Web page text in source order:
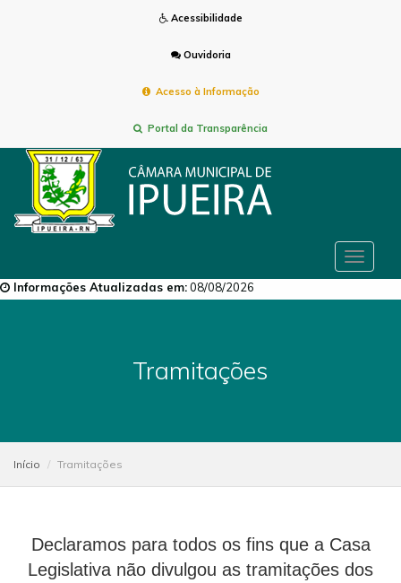
Acessibilidade
Ouvidoria
Acesso à Informação
Portal da Transparência
Toggle
Informações Atualizadas em:08/08/2026
Tramitações
Início Tramitações
Declaramos para todos os fins que a Casa
Legislativa não divulgou as tramitações dos